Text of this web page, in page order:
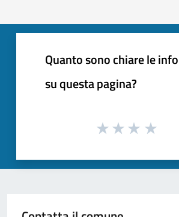
Quanto sono chiare le
su questa pagina?